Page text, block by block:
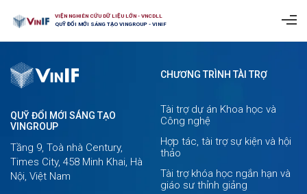
VIỆN NGHIÊN CỨU DỮ LIỆU LỚN - VNCDLL
QUỸ ĐỔI MỚI SÁNG TẠO VINGROUP - VINIF
QUỸ ĐỔI MỚI SÁNG TẠO
VINGROUP
Tầng 9, Toà nhà Century,
Times City, 458 Minh Khai, Hà
Nội, Việt Nam
CHƯƠNG TRÌNH TÀI TRỢ
Tài trợ dự án Khoa học và
Công nghệ
Hợp tác, tài trợ sự kiện và hội
thảo
Tài trợ khóa học ngắn hạn và
giáo sư thỉnh giảng